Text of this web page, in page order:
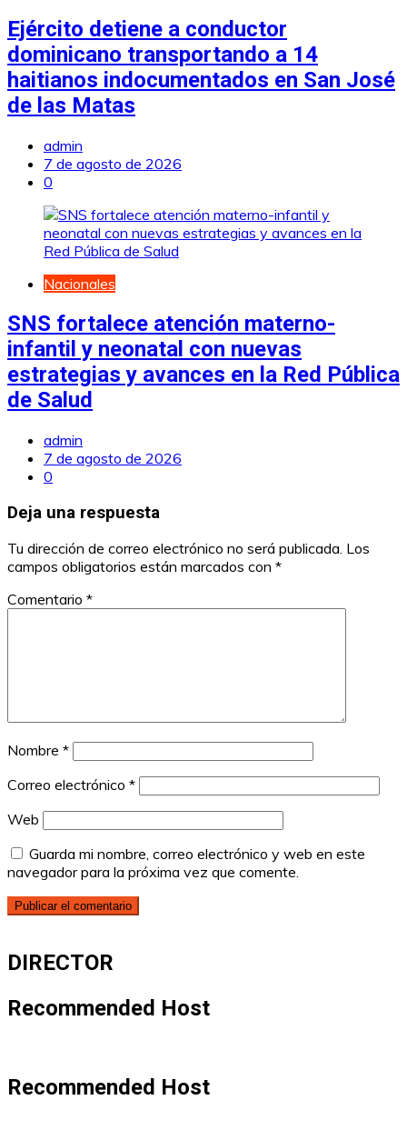
Ejército detiene a conductor
dominicano transportando a 14
haitianos indocumentados en San José
de las Matas
admin
7 de agosto de 2026
0
Nacionales
SNS fortalece atención materno-
infantil y neonatal con nuevas
estrategias y avances en la Red Pública
de Salud
admin
7 de agosto de 2026
0
Deja una respuesta
Tu dirección de correo electrónico no será publicada. Los
campos obligatorios están marcados con *
Comentario *
Nombre *
Correo electrónico *
Web
Guarda mi nombre, correo electrónico y web en este
navegador para la próxima vez que comente.
DIRECTOR
Recommended Host
Recommended Host